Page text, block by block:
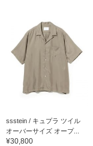
ssstein / キュプラ ツイル
オーバーサイズ オープ...
¥30,800